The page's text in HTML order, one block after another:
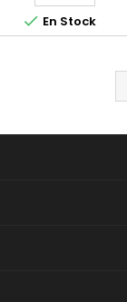
 En Stock